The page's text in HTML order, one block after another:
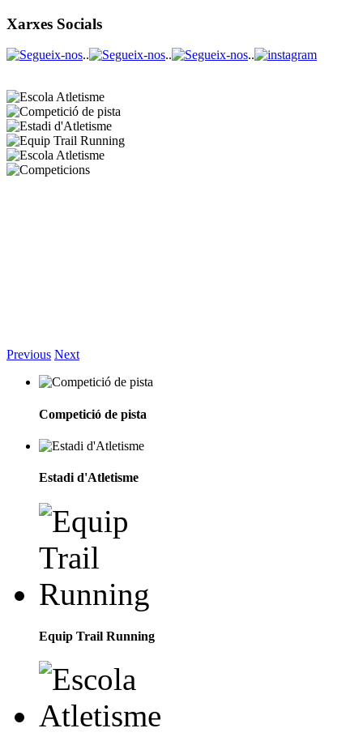
Xarxes Socials
.. .. ..
Previous Next
Competició de pista
Estadi d'Atletisme
Equip Trail Running